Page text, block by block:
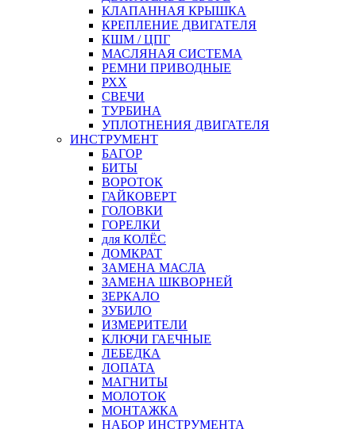
КЛАПАННАЯ КРЫШКА
КРЕПЛЕНИЕ ДВИГАТЕЛЯ
КШМ / ЦПГ
МАСЛЯНАЯ СИСТЕМА
РЕМНИ ПРИВОДНЫЕ
РХХ
СВЕЧИ
ТУРБИНА
УПЛОТНЕНИЯ ДВИГАТЕЛЯ
ИНСТРУМЕНТ
БАГОР
БИТЫ
ВОРОТОК
ГАЙКОВЕРТ
ГОЛОВКИ
ГОРЕЛКИ
для КОЛЁС
ДОМКРАТ
ЗАМЕНА МАСЛА
ЗАМЕНА ШКВОРНЕЙ
ЗЕРКАЛО
ЗУБИЛО
ИЗМЕРИТЕЛИ
КЛЮЧИ ГАЕЧНЫЕ
ЛЕБЕДКА
ЛОПАТА
МАГНИТЫ
МОЛОТОК
МОНТАЖКА
НАБОР ИНСТРУМЕНТА